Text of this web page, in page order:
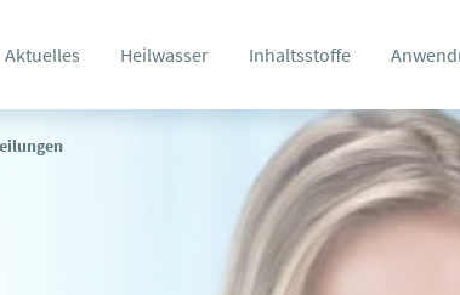
Aktuelles Heilwasser Inhaltsstoffe